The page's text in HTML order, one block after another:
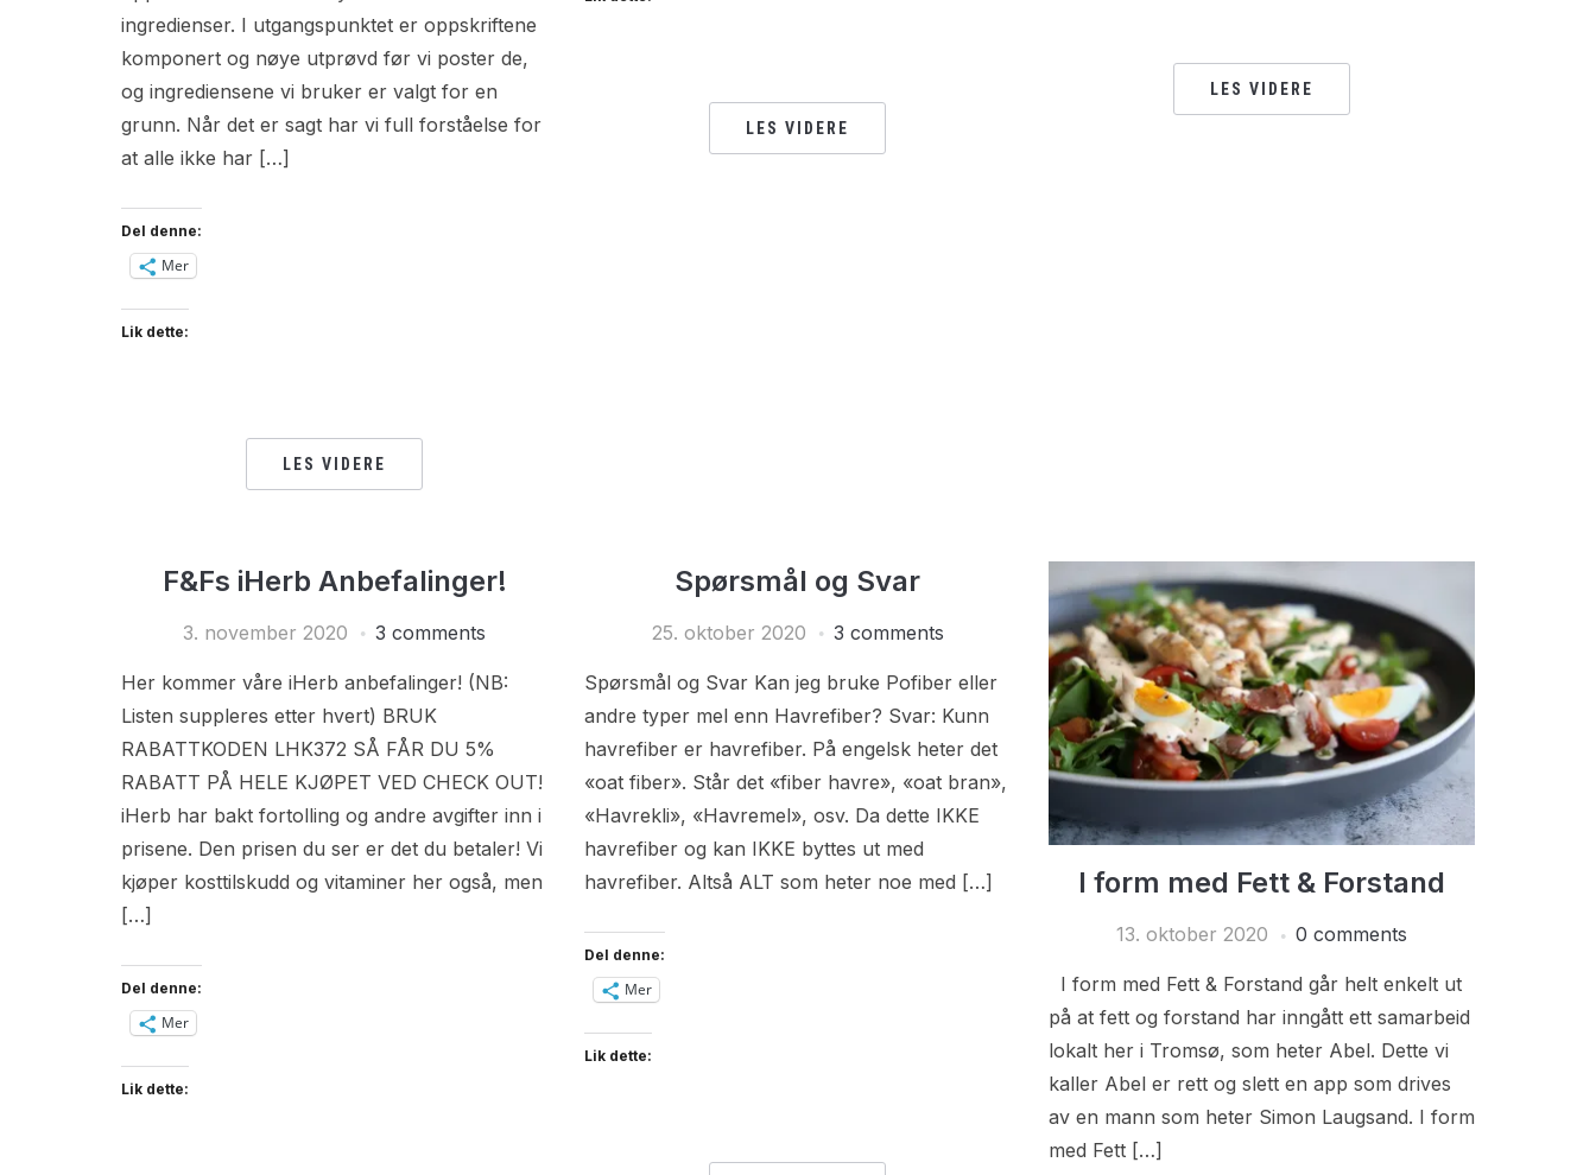
ingredienser. I utgangspunktet er oppskriftene
komponert og nøye utprøvd før vi poster de,
og ingrediensene vi bruker er valgt for en
grunn. Når det er sagt har vi full forståelse for
at alle ikke har […]
Del denne:
Mer
Lik dette:
LES VIDERE
LES VIDERE
LES VIDERE
F&Fs iHerb Anbefalinger!
3. november 2020 3 comments
Her kommer våre iHerb anbefalinger! (NB:
Listen suppleres etter hvert) BRUK
RABATTKODEN LHK372 SÅ FÅR DU 5%
RABATT PÅ HELE KJØPET VED CHECK OUT!
iHerb har bakt fortolling og andre avgifter inn i
prisene. Den prisen du ser er det du betaler! Vi
kjøper kosttilskudd og vitaminer her også, men
[…]
Del denne:
Mer
Lik dette:
Spørsmål og Svar
25. oktober 2020 3 comments
Spørsmål og Svar Kan jeg bruke Pofiber eller
andre typer mel enn Havrefiber? Svar: Kunn
havrefiber er havrefiber. På engelsk heter det
«oat fiber». Står det «fiber havre», «oat bran»,
«Havrekli», «Havremel», osv. Da dette IKKE
havrefiber og kan IKKE byttes ut med
havrefiber. Altså ALT som heter noe med […]
Del denne:
Mer
Lik dette:
I form med Fett & Forstand
13. oktober 2020 0 comments
I form med Fett & Forstand går helt enkelt ut
på at fett og forstand har inngått ett samarbeid
lokalt her i Tromsø, som heter Abel. Dette vi
kaller Abel er rett og slett en app som drives
av en mann som heter Simon Laugsand. I form
med Fett […]